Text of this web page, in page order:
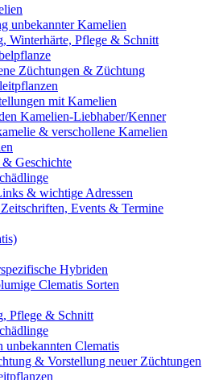
unbekannter Kamelien
Pflege & Schnitt
Züchtungen & Züchtung
mit Kamelien
Kamelien-Liebhaber/Kenner
& verschollene Kamelien
Geschichte
& wichtige Adressen
Events & Termine
Hybriden
Clematis Sorten
Pflege & Schnitt
Clematis
& Vorstellung neuer Züchtungen